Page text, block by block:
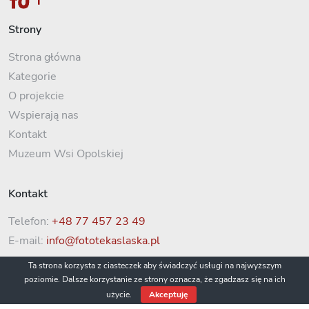
Strony
Strona główna
Kategorie
O projekcie
Wspierają nas
Kontakt
Muzeum Wsi Opolskiej
Kontakt
Telefon: +48 77 457 23 49
E-mail: info@fototekaslaska.pl
Ta strona korzysta z ciasteczek aby świadczyć usługi na najwyższym
poziomie. Dalsze korzystanie ze strony oznacza, że zgadzasz się na ich
użycie.
Akceptuję